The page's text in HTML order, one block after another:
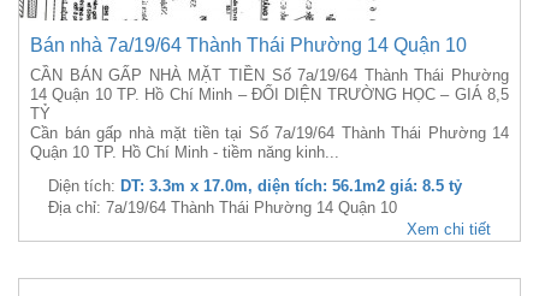
Bán nhà 7a/19/64 Thành Thái Phường 14 Quận 10
CẦN BÁN GẤP NHÀ MẶT TIỀN Số 7a/19/64 Thành Thái Phường
14 Quận 10 TP. Hồ Chí Minh – ĐỐI DIỆN TRƯỜNG HỌC – GIÁ 8,5
TỶ
Cần bán gấp nhà mặt tiền tại Số 7a/19/64 Thành Thái Phường 14
Quận 10 TP. Hồ Chí Minh - tiềm năng kinh...
Diện tích: DT: 3.3m x 17.0m, diện tích: 56.1m2 giá: 8.5 tỷ
Địa chỉ: 7a/19/64 Thành Thái Phường 14 Quận 10
Xem chi tiết